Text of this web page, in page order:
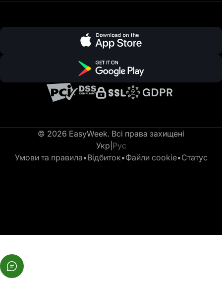
© 2026 EasyWeek. Всі права захищені
Укр Рус
Умови та правила•Відбиток•Файли cookie•Статус